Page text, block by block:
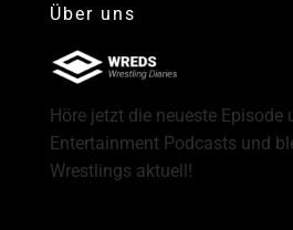
Über uns
Höre jetzt die neueste Episode
Entertainment Podcasts und
Wrestlings aktuell!